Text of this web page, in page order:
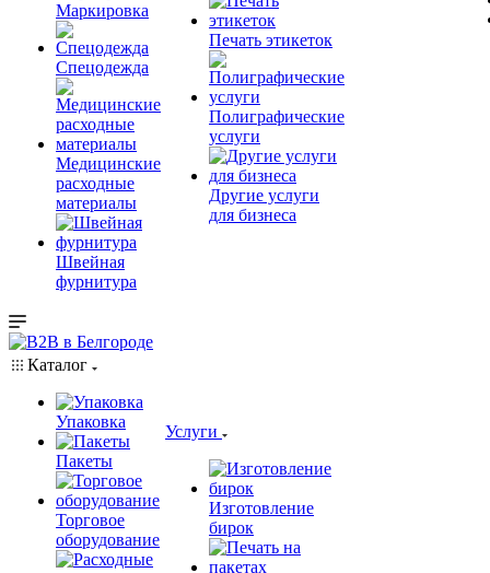
Маркировка
Спецодежда
Медицинские
расходные
материалы
Швейная
фурнитура
Печать этикеток
Полиграфические
услуги
Другие услуги
для бизнеса
Каталог
Упаковка
Пакеты
Торговое
оборудование
Услуги
Изготовление
бирок